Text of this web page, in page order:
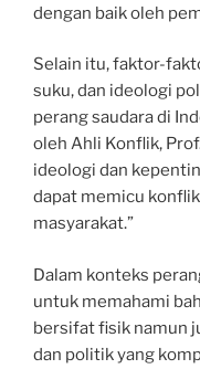
dengan baik oleh
Selain itu, faktor-
suku, dan ideologi
perang saudara di
oleh Ahli Konflik,
ideologi dan
dapat memicu
masyarakat.”
Dalam konteks
untuk memahami
bersifat fisik namun
dan politik yang